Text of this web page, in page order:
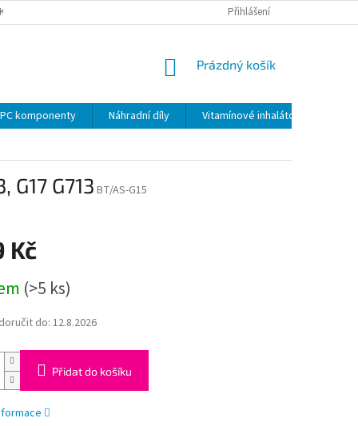
VRÁCENÍ ZBOŽÍ VE 14
Přihlášení
NÁKUPNÍ
Prázdný košík
PC komponenty Náhradní díly
Vitamínové inhalátory
G713 BT/AS-G15
Kč
(>5 ks)
do: 12.8.2026
Přidat do košíku